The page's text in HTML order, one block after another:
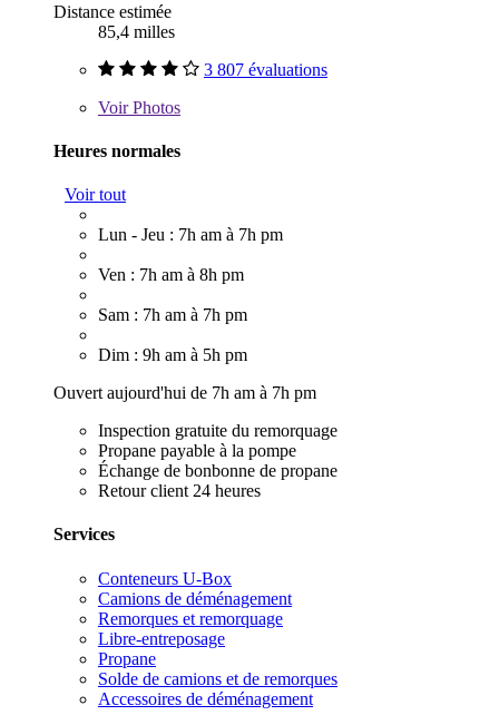
Distance estimée
85,4 milles
3 807 évaluations
VoirPhotos
Heures normales
Voir tout
Lun - Jeu : 7h am à 7h pm
Ven : 7h am à 8h pm
Sam : 7h am à 7h pm
Dim : 9h am à 5h pm
Ouvert aujourd'hui de 7h am à 7h pm
Inspection gratuite du remorquage
Propane payable à la pompe
Échange de bonbonne de propane
Retour client 24 heures
Services
Conteneurs U-Box
Camions de déménagement
Remorques et remorquage
Libre-entreposage
Propane
Solde de camions et de remorques
Accessoires de déménagement